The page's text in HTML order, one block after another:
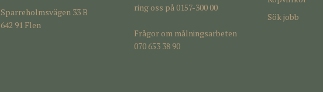
Sparreholmsvägen 33 B
642 91 Flen
ring oss på 0157-300 00
Frågor om målningsarbeten
070 653 38 90
Sök jobb